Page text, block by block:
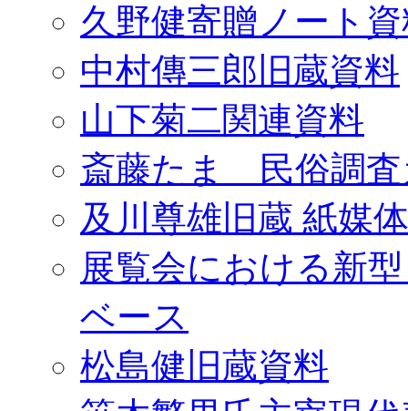
久野健寄贈ノート
中村傳三郎旧蔵資料
山下菊二関連資料
斎藤たま 民俗調査
及川尊雄旧蔵 紙媒
展覧会における新
ベース
松島健旧蔵資料